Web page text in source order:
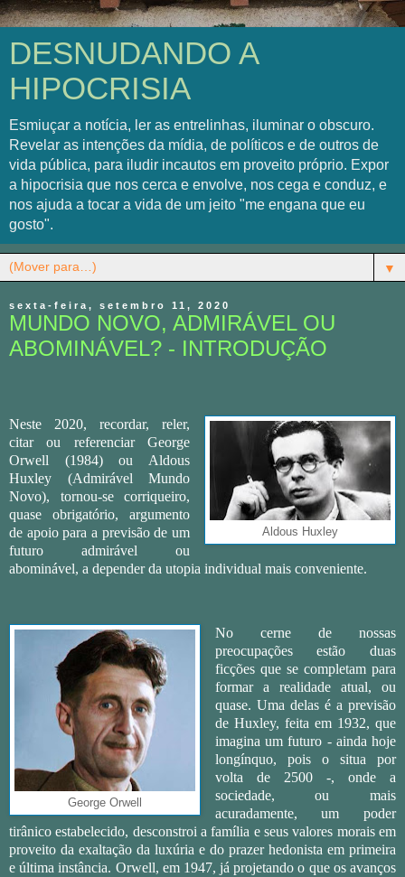
DESNUDANDO A
HIPOCRISIA
Esmiuçar a notícia, ler as entrelinhas, iluminar o obscuro.
Revelar as intenções da mídia, de políticos e de outros de
vida pública, para iludir incautos em proveito próprio. Expor
a hipocrisia que nos cerca e envolve, nos cega e conduz, e
nos ajuda a tocar a vida de um jeito "me engana que eu
gosto".
▼
sexta-feira, setembro 11, 2020
MUNDO NOVO, ADMIRÁVEL OU
ABOMINÁVEL? - INTRODUÇÃO
Aldous Huxley
Neste 2020, recordar, reler,
citar ou referenciar George
Orwell (1984) ou Aldous
Huxley (Admirável Mundo
Novo), tornou-se corriqueiro,
quase obrigatório, argumento
de apoio para a previsão de um
futuro admirável ou
abominável, a depender da utopia individual mais conveniente.
George Orwell
No cerne de nossas
preocupações estão duas
ficções que se completam para
formar a realidade atual, ou
quase. Uma delas é a previsão
de Huxley, feita em 1932, que
imagina um futuro - ainda hoje
longínquo, pois o situa por
volta de 2500 -, onde a
sociedade, ou mais
acuradamente, um poder
tirânico estabelecido, desconstroi a família e seus valores morais em
proveito da exaltação da luxúria e do prazer hedonista em primeira
e última instância. Orwell, em 1947, já projetando o que os avanços